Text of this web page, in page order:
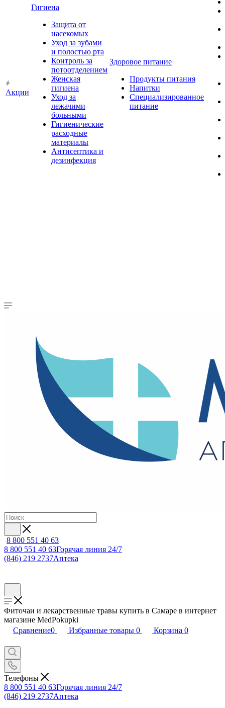
Акции
Гигиена
Защита от
насекомых
Уход за зубами
и полостью рта
Контроль за
потоотделением
Женская
гигиена
Уход за
лежачими
больными
Гигиенические
расходные
материалы
Антисептика и
дезинфекция
Здоровое питание
Продукты питания
Напитки
Специализированное
питание
8 800 551 40 63
8 800 551 40 63Горячая линия 24/7
(846) 219 2737Аптека
Фиточаи и лекарственные травы купить в Самаре в интернет
магазине MedPokupki
Сравнение0 Избранные товары 0 Корзина 0
Телефоны
8 800 551 40 63Горячая линия 24/7
(846) 219 2737Аптека